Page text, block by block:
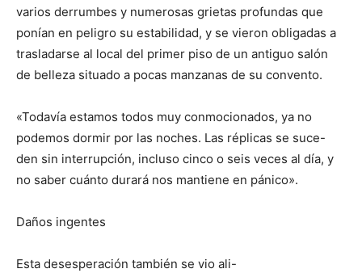
varios derrumbes y numerosas grietas profundas que
ponían en peligro su estabilidad, y se vieron obligadas a
trasladarse al local del primer piso de un antiguo salón
de belleza situado a pocas manzanas de su convento.
«Todavía estamos todos muy conmocionados, ya no
podemos dormir por las noches. Las réplicas se suce-
den sin interrupción, incluso cinco o seis veces al día, y
no saber cuánto durará nos mantiene en pánico».
Daños ingentes
Esta desesperación también se vio ali-